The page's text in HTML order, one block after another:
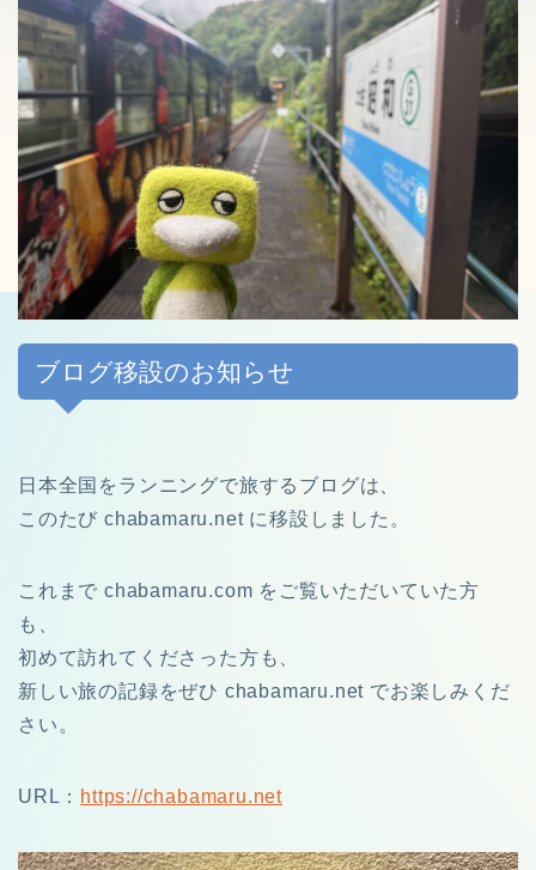
ブログ移設のお知らせ
日本全国をランニングで旅するブログは、
このたび chabamaru.net に移設しました。
これまで chabamaru.com をご覧いただいていた方
も、
初めて訪れてくださった方も、
新しい旅の記録をぜひ chabamaru.net でお楽しみくだ
さい。
URL： https://chabamaru.net